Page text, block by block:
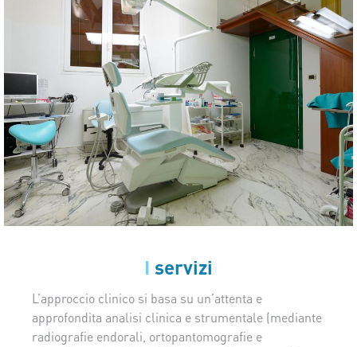
I servizi
L’approccio clinico si basa su un’attenta e
approfondita analisi clinica e strumentale (mediante
radiografie endorali, ortopantomografie e